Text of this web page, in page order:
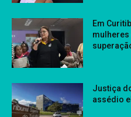
Em
Justiça
assédio